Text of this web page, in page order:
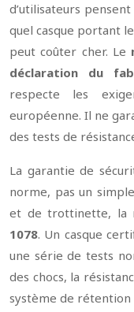
d’utilisateurs
quel casque portant
peut coûter cher. Le
déclaration du
respecte les
européenne. Il ne
des tests de
La garantie de
norme, pas un
et de trottinette, la
1078. Un casque
une série de tests
des chocs, la
système de rétention